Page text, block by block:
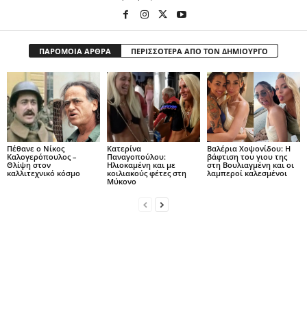
ΠΑΡΟΜΟΙΑ ΑΡΘΡΑ ΠΕΡΙΣΣΟΤΕΡΑ ΑΠΟ ΤΟΝ ΔΗΜΙΟΥΡΓΟ
Πέθανε ο Νίκος
Καλογερόπουλος –
Θλίψη στον
καλλιτεχνικό κόσμο
Κατερίνα
Παναγοπούλου:
Ηλιοκαμένη και με
κοιλιακούς φέτες στη
Μύκονο
Βαλέρια Χοψονίδου: Η
βάφτιση του γιου της
στη Βουλιαγμένη και οι
λαμπεροί καλεσμένοι